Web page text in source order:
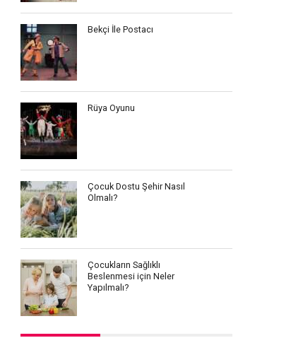
Bekçi İle Postacı
Rüya Oyunu
Çocuk Dostu Şehir Nasıl
Olmalı?
Çocukların Sağlıklı
Beslenmesi için Neler
Yapılmalı?